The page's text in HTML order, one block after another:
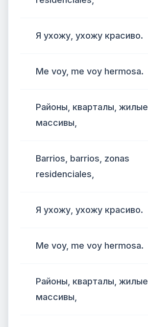
Я ухожу, ухожу красиво.
Me voy, me voy hermosa.
Районы, кварталы, жилые
массивы,
Barrios, barrios, zonas
residenciales,
Я ухожу, ухожу красиво.
Me voy, me voy hermosa.
Районы, кварталы, жилые
массивы,